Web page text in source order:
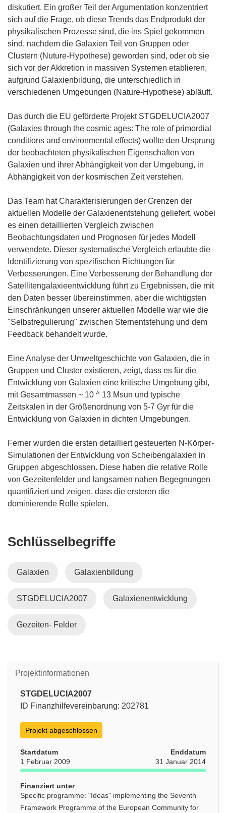
diskutiert. Ein großer Teil der Argumentation konzentriert
sich auf die Frage, ob diese Trends das Endprodukt der
physikalischen Prozesse sind, die ins Spiel gekommen
sind, nachdem die Galaxien Teil von Gruppen oder
Clustern (Nuture-Hypothese) geworden sind, oder ob sie
sich vor der Akkretion in massiven Systemen etablieren,
aufgrund Galaxienbildung, die unterschiedlich in
verschiedenen Umgebungen (Nature-Hypothese) abläuft.
Das durch die EU geförderte Projekt STGDELUCIA2007
(Galaxies through the cosmic ages: The role of primordial
conditions and environmental effects) wollte den Ursprung
der beobachteten physikalischen Eigenschaften von
Galaxien und ihrer Abhängigkeit von der Umgebung, in
Abhängigkeit von der kosmischen Zeit verstehen.
Das Team hat Charakterisierungen der Grenzen der
aktuellen Modelle der Galaxienentstehung geliefert, wobei
es einen detaillierten Vergleich zwischen
Beobachtungsdaten und Prognosen für jedes Modell
verwendete. Dieser systematische Vergleich erlaubte die
Identifizierung von spezifischen Richtungen für
Verbesserungen. Eine Verbesserung der Behandlung der
Satellitengalaxieentwicklung führt zu Ergebnissen, die mit
den Daten besser übereinstimmen, aber die wichtigsten
Einschränkungen unserer aktuellen Modelle war wie die
"Selbstregulierung" zwischen Sternentstehung und dem
Feedback behandelt wurde.
Eine Analyse der Umweltgeschichte von Galaxien, die in
Gruppen und Cluster existieren, zeigt, dass es für die
Entwicklung von Galaxien eine kritische Umgebung gibt,
mit Gesamtmassen ~ 10 ^ 13 Msun und typische
Zeitskalen in der Größenordnung von 5-7 Gyr für die
Entwicklung von Galaxien in dichten Umgebungen.
Ferner wurden die ersten detailliert gesteuerten N-Körper-
Simulationen der Entwicklung von Scheibengalaxien in
Gruppen abgeschlossen. Diese haben die relative Rolle
von Gezeitenfelder und langsamen nahen Begegnungen
quantifiziert und zeigen, dass die ersteren die
dominierende Rolle spielen.
Schlüsselbegriffe
Galaxien Galaxienbildung
STGDELUCIA2007 Galaxienentwicklung
Gezeiten- Felder
Projektinformationen
STGDELUCIA2007
ID Finanzhilfevereinbarung: 202781
Projekt abgeschlossen
Startdatum
1 Februar 2009
Enddatum
31 Januar 2014
Finanziert unter
Specific programme: "Ideas" implementing the Seventh
Framework Programme of the European Community for